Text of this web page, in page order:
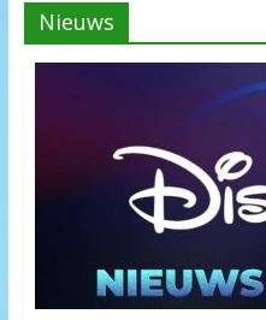
Nieuws